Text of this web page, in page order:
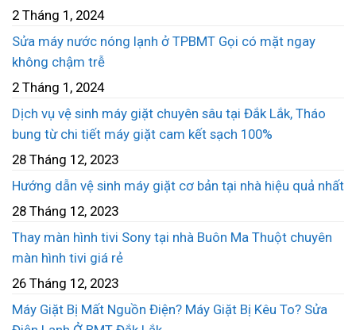
2 Tháng 1, 2024
Sửa máy nước nóng lạnh ở TPBMT Gọi có mặt ngay
không chậm trễ
2 Tháng 1, 2024
Dịch vụ vệ sinh máy giặt chuyên sâu tại Đắk Lắk, Tháo
bung từ chi tiết máy giặt cam kết sạch 100%
28 Tháng 12, 2023
Hướng dẫn vệ sinh máy giặt cơ bản tại nhà hiệu quả nhất
28 Tháng 12, 2023
Thay màn hình tivi Sony tại nhà Buôn Ma Thuột chuyên
màn hình tivi giá rẻ
26 Tháng 12, 2023
Máy Giặt Bị Mất Nguồn Điện? Máy Giặt Bị Kêu To? Sửa